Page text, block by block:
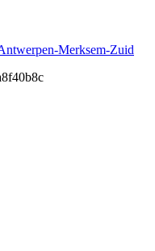
Merksem-Zuid